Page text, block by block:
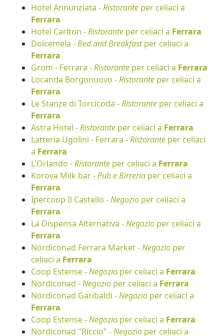
Hotel Annunziata -Ristorante per celiaci a
Ferrara
Hotel Carlton -Ristorante per celiaci a Ferrara
Dolcemela -Bed and Breakfastper celiaci a
Ferrara
Grom - Ferrara -Ristorante per celiaci a Ferrara
Locanda Borgonuovo -Ristorante per celiaci a
Ferrara
Le Stanze di Torcicoda -Ristorante per celiaci a
Ferrara
Astra Hotel -Ristorante per celiaci a Ferrara
Latteria Ugolini - Ferrara -Ristorante per celiaci
a Ferrara
L'Orlando -Ristorante per celiaci a Ferrara
Korova Milk bar -Pub e Birreria per celiaci a
Ferrara
Ipercoop Il Castello -Negozio per celiaci a
Ferrara
La Dispensa Alternativa -Negozio per celiaci a
Ferrara
Nordiconad Ferrara Market -Negozio per
celiaci a Ferrara
Coop Estense -Negozio per celiaci a Ferrara
Nordiconad -Negozio per celiaci a Ferrara
Nordiconad Garibaldi -Negozio per celiaci a
Ferrara
Coop Estense -Negozio per celiaci a Ferrara
Nordiconad "Riccio" -Negozio per celiaci a